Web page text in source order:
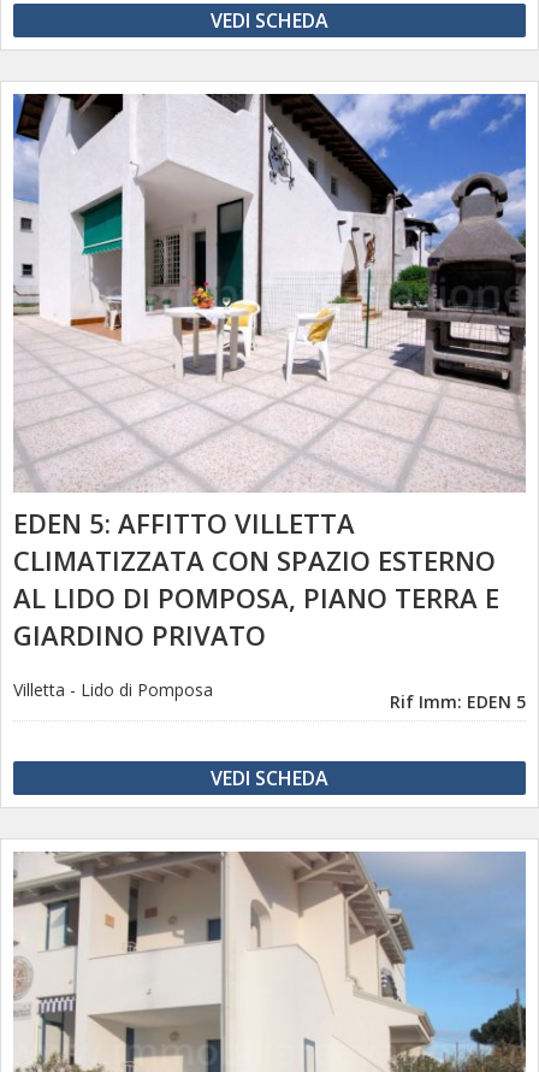
VEDI SCHEDA
EDEN 5: AFFITTO VILLETTA
CLIMATIZZATA CON SPAZIO ESTERNO
AL LIDO DI POMPOSA, PIANO TERRA E
GIARDINO PRIVATO
Villetta - Lido di Pomposa
Rif Imm: EDEN 5
VEDI SCHEDA